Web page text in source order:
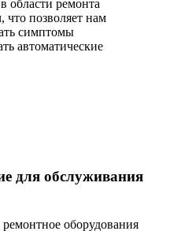
области ремонта
что позволяет нам
симптомы
автоматические
для обслуживания
оборудования